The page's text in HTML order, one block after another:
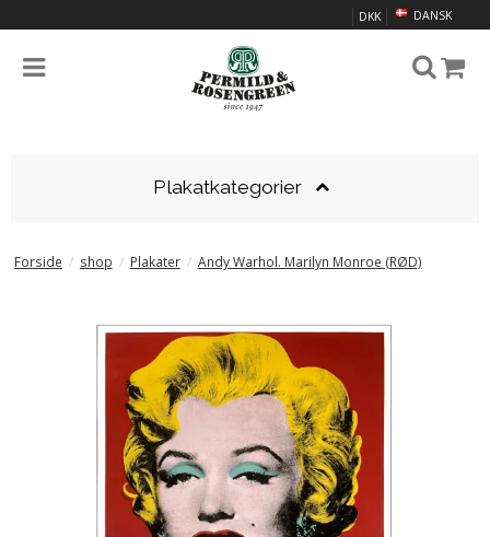
DANSK
DKK
Plakatkategorier
Forside / shop / Plakater / Andy Warhol. Marilyn Monroe (RØD)